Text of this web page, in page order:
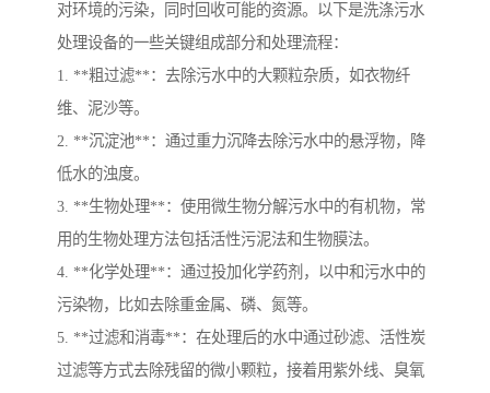
对环境的污染，同时回收可能的资源。以下是洗涤污水
处理设备的一些关键组成部分和处理流程：
1. **粗过滤**：去除污水中的大颗粒杂质，如衣物纤
维、泥沙等。
2. **沉淀池**：通过重力沉降去除污水中的悬浮物，降
低水的浊度。
3. **生物处理**：使用微生物分解污水中的有机物，常
用的生物处理方法包括活性污泥法和生物膜法。
4. **化学处理**：通过投加化学药剂，以中和污水中的
污染物，比如去除重金属、磷、氮等。
5. **过滤和消毒**：在处理后的水中通过砂滤、活性炭
过滤等方式去除残留的微小颗粒，接着用紫外线、臭氧